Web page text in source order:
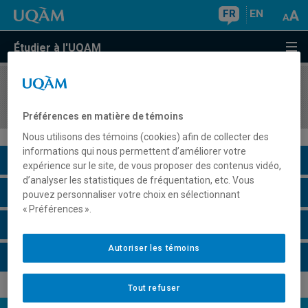
FR EN
Étudier à l'UQAM
COURS//
Description du cours
Horaire - Été 2026
Préférences en matière de témoins
Nous utilisons des témoins (cookies) afin de collecter des
informations qui nous permettent d’améliorer votre
expérience sur le site, de vous proposer des contenus vidéo,
d’analyser les statistiques de fréquentation, etc. Vous
pouvez personnaliser votre choix en sélectionnant
« Préférences ».
Tout refuser
Autoriser les témoins